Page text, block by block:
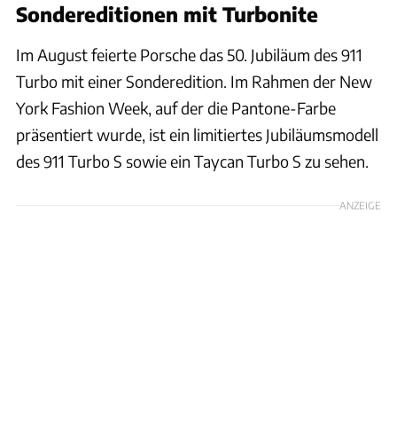
Sondereditionen mit Turbonite
Im August feierte Porsche das 50. Jubiläum des 911
Turbo mit einer Sonderedition. Im Rahmen der New
York Fashion Week, auf der die Pantone-Farbe
präsentiert wurde, ist ein limitiertes Jubiläumsmodell
des 911 Turbo S sowie ein Taycan Turbo S zu sehen.
ANZEIGE